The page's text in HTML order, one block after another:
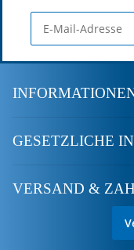
GESETZLICHE
VERSAND &